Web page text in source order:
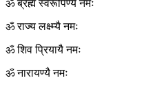
ॐ ब्रह्म स्वरूपिण्यै नमः
ॐ राज्य लक्ष्म्यै नमः
ॐ शिव प्रियायै नमः
ॐ नारायण्यै नमः